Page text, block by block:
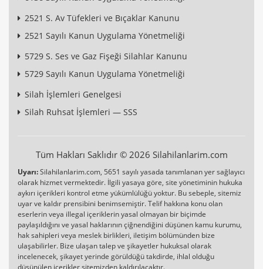
2521 S. Av Tüfekleri ve Bıçaklar Kanunu
2521 Sayılı Kanun Uygulama Yönetmeliği
5729 S. Ses ve Gaz Fişeği Silahlar Kanunu
5729 Sayılı Kanun Uygulama Yönetmeliği
Silah İşlemleri Genelgesi
Silah Ruhsat İşlemleri — SSS
Tüm Hakları Saklıdır © 2026 Silahilanlarim.com
Uyarı:Silahilanlarim.com, 5651 sayılı yasada tanımlanan yer sağlayıcı
olarak hizmet vermektedir. İlgili yasaya göre, site yönetiminin hukuka
aykırı içerikleri kontrol etme yükümlülüğü yoktur. Bu sebeple, sitemiz
uyar ve kaldır prensibini benimsemiştir. Telif hakkına konu olan
eserlerin veya illegal içeriklerin yasal olmayan bir biçimde
paylaşıldığını ve yasal haklarının çiğnendiğini düşünen kamu kurumu,
hak sahipleri veya meslek birlikleri, iletişim bölümünden bize
ulaşabilirler. Bize ulaşan talep ve şikayetler hukuksal olarak
incelenecek, şikayet yerinde görüldüğü takdirde, ihlal olduğu